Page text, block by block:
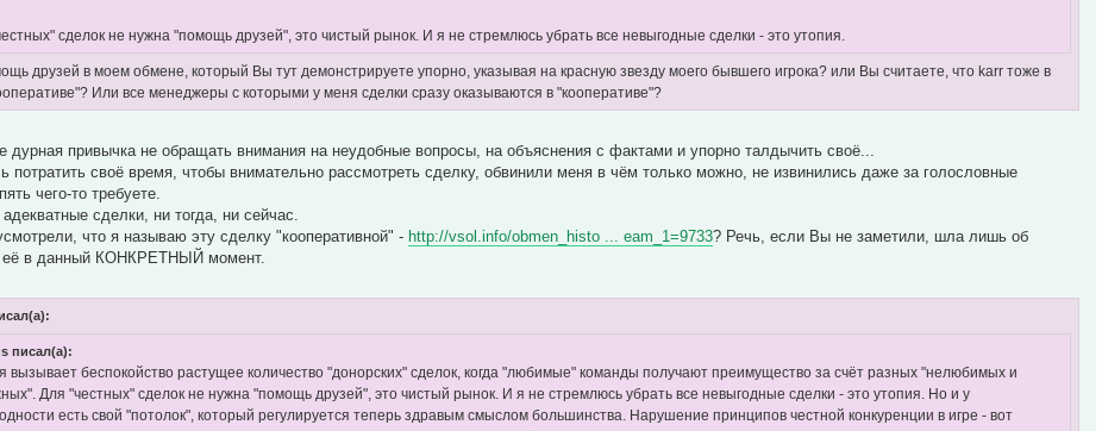
сделок не нужна "помощь друзей", это чистый рынок. И я не стремлюсь убрать все невыгодные сделки - это утопия.
друзей в моем обмене, который Вы тут демонстрируете упорно, указывая на красную звезду моего бывшего игрока? или Вы считаете, что karr тоже в
Или все менеджеры с которыми у меня сделки сразу оказываются в "кооперативе"?
дурная привычка не обращать внимания на неудобные вопросы, на объяснения с фактами и упорно талдычить своё...
потратить своё время, чтобы внимательно рассмотреть сделку, обвинили меня в чём только можно, не извинились даже за голословные
чего-то требуете.
сделки, ни тогда, ни сейчас.
что я называю эту сделку "кооперативной" - http://vsol.info/obmen_histo ... eam_1=9733? Речь, если Вы не заметили, шла лишь об
её в данный КОНКРЕТНЫЙ момент.
писал(а):
вызывает беспокойство растущее количество "донорских" сделок, когда "любимые" команды получают преимущество за счёт разных "нелюбимых и
Для "честных" сделок не нужна "помощь друзей", это чистый рынок. И я не стремлюсь убрать все невыгодные сделки - это утопия. Но и у
есть свой "потолок", который регулируется теперь здравым смыслом большинства. Нарушение принципов честной конкуренции в игре - вот